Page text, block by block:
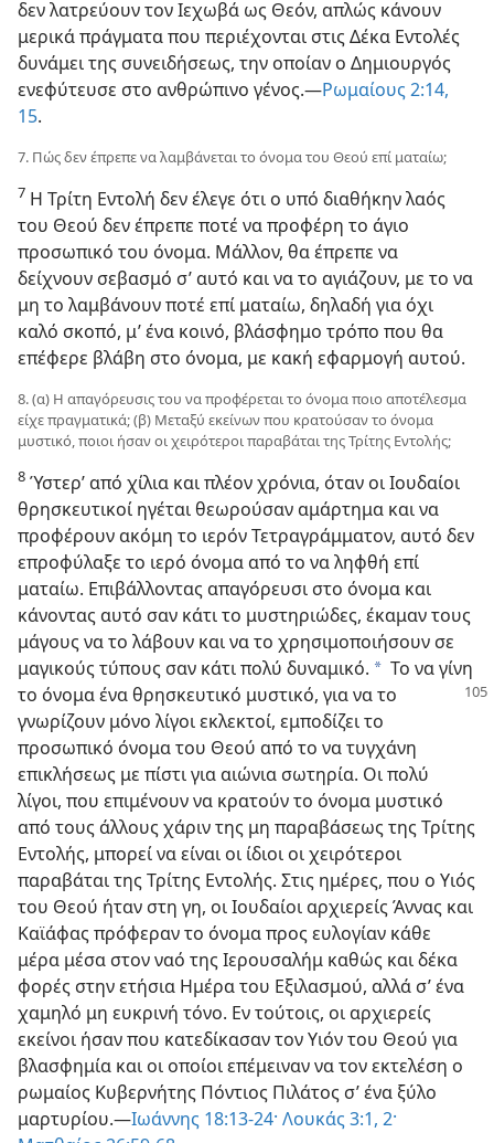
δεν λατρεύουν τον Ιεχωβά ως Θεόν, απλώς κάνουν
μερικά πράγματα που περιέχονται στις Δέκα Εντολές
δυνάμει της συνειδήσεως, την οποίαν ο Δημιουργός
ενεφύτευσε στο ανθρώπινο γένος.—Ρωμαίους 2:14,
15.
7. Πώς δεν έπρεπε να λαμβάνεται το όνομα του Θεού επί ματαίω;
7 Η Τρίτη Εντολή δεν έλεγε ότι ο υπό διαθήκην λαός
του Θεού δεν έπρεπε ποτέ να προφέρη το άγιο
προσωπικό του όνομα. Μάλλον, θα έπρεπε να
δείχνουν σεβασμό σ’ αυτό και να το αγιάζουν, με το να
μη το λαμβάνουν ποτέ επί ματαίω, δηλαδή για όχι
καλό σκοπό, μ’ ένα κοινό, βλάσφημο τρόπο που θα
επέφερε βλάβη στο όνομα, με κακή εφαρμογή αυτού.
8. (α) Η απαγόρευσις του να προφέρεται το όνομα ποιο αποτέλεσμα
είχε πραγματικά; (β) Μεταξύ εκείνων που κρατούσαν το όνομα
μυστικό, ποιοι ήσαν οι χειρότεροι παραβάται της Τρίτης Εντολής;
8 Ύστερ’ από χίλια και πλέον χρόνια, όταν οι Ιουδαίοι
θρησκευτικοί ηγέται θεωρούσαν αμάρτημα και να
προφέρουν ακόμη το ιερόν Τετραγράμματον, αυτό δεν
επροφύλαξε το ιερό όνομα από το να ληφθή επί
ματαίω. Επιβάλλοντας απαγόρευσι στο όνομα και
κάνοντας αυτό σαν κάτι το μυστηριώδες, έκαμαν τους
μάγους να το λάβουν και να το χρησιμοποιήσουν σε
μαγικούς τύπους σαν κάτι πολύ δυναμικό. a Το να γίνη
το όνομα ένα θρησκευτικό μυστικό, για να το
γνωρίζουν μόνο λίγοι εκλεκτοί, εμποδίζει το
προσωπικό όνομα του Θεού από το να τυγχάνη
επικλήσεως με πίστι για αιώνια σωτηρία. Οι πολύ
λίγοι, που επιμένουν να κρατούν το όνομα μυστικό
από τους άλλους χάριν της μη παραβάσεως της Τρίτης
Εντολής, μπορεί να είναι οι ίδιοι οι χειρότεροι
παραβάται της Τρίτης Εντολής. Στις ημέρες, που ο Υιός
του Θεού ήταν στη γη, οι Ιουδαίοι αρχιερείς Άννας και
Καϊάφας πρόφεραν το όνομα προς ευλογίαν κάθε
μέρα μέσα στον ναό της Ιερουσαλήμ καθώς και δέκα
φορές στην ετήσια Ημέρα του Εξιλασμού, αλλά σ’ ένα
χαμηλό μη ευκρινή τόνο. Εν τούτοις, οι αρχιερείς
εκείνοι ήσαν που κατεδίκασαν τον Υιόν του Θεού για
βλασφημία και οι οποίοι επέμειναν να τον εκτελέση ο
ρωμαίος Κυβερνήτης Πόντιος Πιλάτος σ’ ένα ξύλο
μαρτυρίου.—Ιωάννης 18:13-24· Λουκάς 3:1, 2·